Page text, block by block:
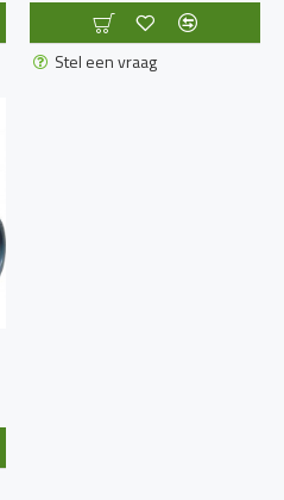
Stel een vraag